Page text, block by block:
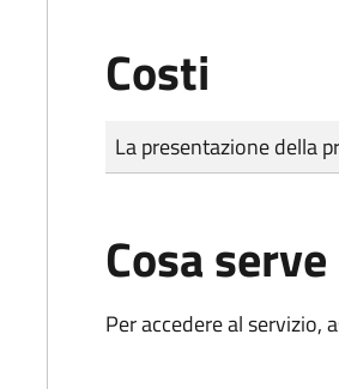
Costi
Tipo di pagamento
Importo
La presentazione della
Cosa serve
Per accedere al servizio,